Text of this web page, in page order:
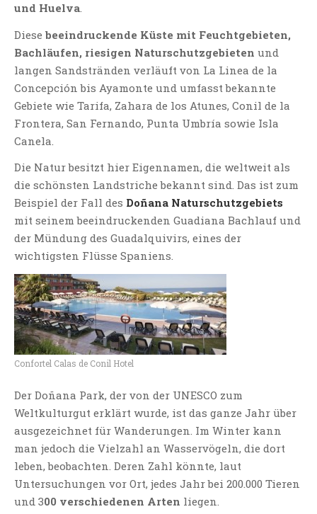
und Huelva.
Diese beeindruckende Küste mit Feuchtgebieten,
Bachläufen, riesigen Naturschutzgebieten und
langen Sandstränden verläuft von La Linea de la
Concepción bis Ayamonte und umfasst bekannte
Gebiete wie Tarifa, Zahara de los Atunes, Conil de la
Frontera, San Fernando, Punta Umbría sowie Isla
Canela.
Die Natur besitzt hier Eigennamen, die weltweit als
die schönsten Landstriche bekannt sind. Das ist zum
Beispiel der Fall des Doñana Naturschutzgebiets
mit seinem beeindruckenden Guadiana Bachlauf und
der Mündung des Guadalquivirs, eines der
wichtigsten Flüsse Spaniens.
Confortel Calas de Conil Hotel
Der Doñana Park, der von der UNESCO zum
Weltkulturgut erklärt wurde, ist das ganze Jahr über
ausgezeichnet für Wanderungen. Im Winter kann
man jedoch die Vielzahl an Wasservögeln, die dort
leben, beobachten. Deren Zahl könnte, laut
Untersuchungen vor Ort, jedes Jahr bei 200.000 Tieren
und 300 verschiedenen Arten liegen.